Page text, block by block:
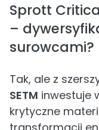
Sprott
–
surowcami?
Tak, ale z
SETM inwestuje
krytyczne